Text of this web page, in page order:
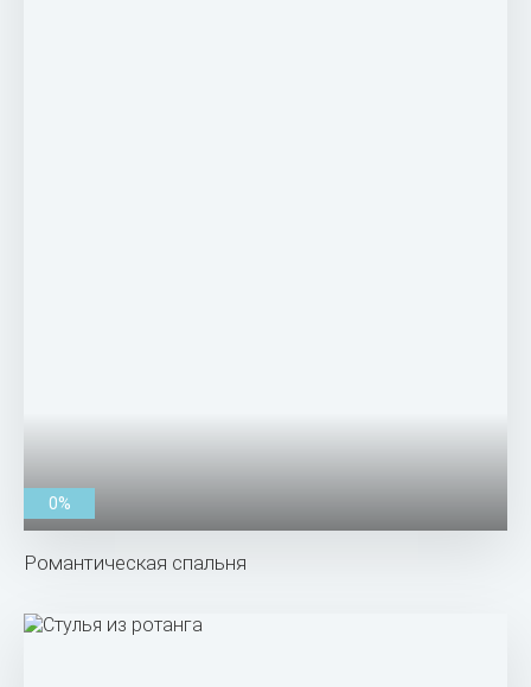
0%
Романтическая спальня